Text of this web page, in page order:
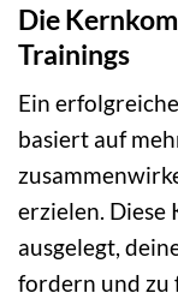
Die
Trainings
Ein
basiert auf
erzielen. Diese
ausgelegt,
fordern und zu